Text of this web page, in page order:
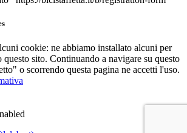
cookie: ne abbiamo installato alcuni per
sito. Continuando a navigare su questo
o scorrendo questa pagina ne accetti l'uso.